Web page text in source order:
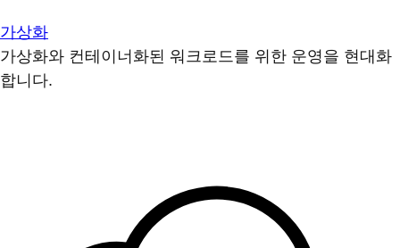
가상화
가상화와 컨테이너화된 워크로드를 위한 운영을 현대화
합니다.